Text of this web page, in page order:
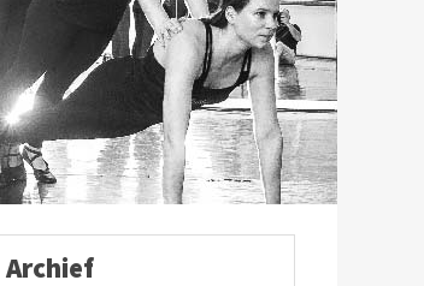
Archief